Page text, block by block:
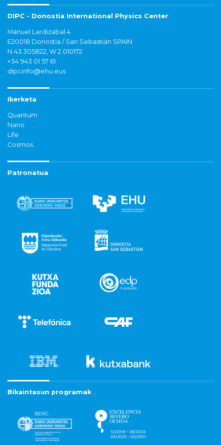
DIPC - Donostia International Physics Center
Manuel Lardizabal 4
E20018 Donostia / San Sebastián SPAIN
N 43.305822, W 2.010172
+34 943 01 57 61
dipcinfo@ehu.eus
Ikerketa
Quantum
Nano
Life
Cosmos
Patronatua
Bikaintasun programak